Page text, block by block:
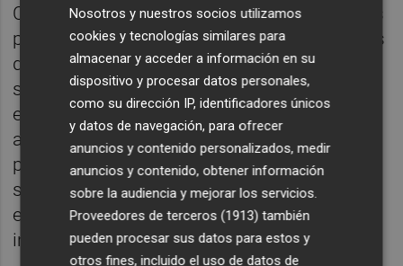
COVID-19 también en Senegal. El objetivo es
proteger a los niños y niñas más vulnerables
de los efectos de la pandemia con el
suministro de kits de agua e higiene para
ellos y sus familias, así como depósitos de
agua y equipamiento médico e higiénico
para la protección del personal sanitario, y
suministros para la desinfección de
escuelas, centros de salud y otras
instalaciones básicas.
Nosotros y nuestros socios utilizamos
cookies y tecnologías similares para
almacenar y acceder a información en su
dispositivo y procesar datos personales,
como su dirección IP, identificadores únicos
y datos de navegación, para ofrecer
anuncios y contenido personalizados, medir
anuncios y contenido, obtener información
sobre la audiencia y mejorar los servicios.
Proveedores de terceros (1913) también
pueden procesar sus datos para estos y
otros fines, incluido el uso de datos de